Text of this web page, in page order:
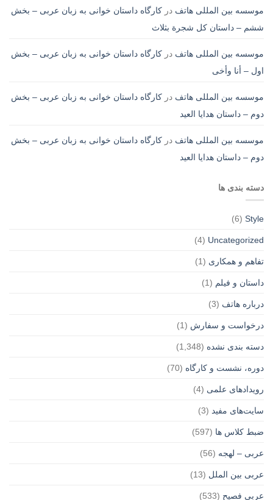
موسسه بین المللی هاتف در کارگاه داستان خوانی به زبان عربی – بخش
ششم – داستان کل شجرة بثلاث
موسسه بین المللی هاتف در کارگاه داستان خوانی به زبان عربی – بخش
اول – أنا وأخی
موسسه بین المللی هاتف در کارگاه داستان خوانی به زبان عربی – بخش
دوم – داستان هدایا العید
موسسه بین المللی هاتف در کارگاه داستان خوانی به زبان عربی – بخش
دوم – داستان هدایا العید
دسته بندی ها
Style
(6)
Uncategorized
(4)
تفاهم و همکاری (1)
داستان و فیلم (1)
درباره هاتف (3)
درخواست و سفارش (1)
دسته بندی نشده (1,348)
دوره، نشست و کارگاه (70)
رویدادهای علمی (4)
سایت‌های مفید (3)
ضبط کلاس ها (597)
عربی – لهجه (56)
عربی بین الملل (13)
عربی فصیح (533)